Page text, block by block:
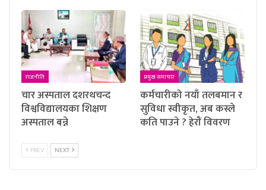
राजनीति
चार अस्पताल दशरथचन्द
विश्वविद्यालयका शिक्षण
अस्पताल बन्ने
प्रमुख समाचार
कर्मचारीको नयाँ तलबमान र
सुविधा स्वीकृत, अब कस्ले
कति पाउने ? हेराैं विवरण
PREV NEXT